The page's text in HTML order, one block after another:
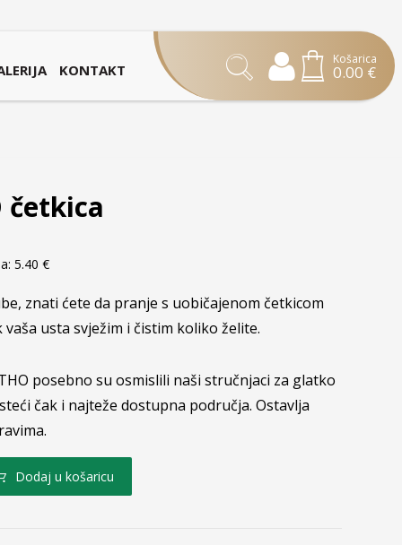
KONTAKT
Košarica
0.00 €
četkica
5.40€
znati ćete da pranje s uobičajenom četkicom
usta svježim i čistim koliko želite.
posebno su osmislili naši stručnjaci za glatko
čak i najteže dostupna područja. Ostavlja
Dodaj u košaricu